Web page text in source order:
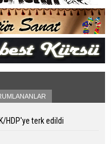
HDP'ye terk edildi